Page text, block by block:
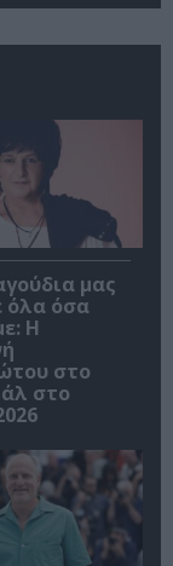
μας
όλα όσα
Η
στο
στο